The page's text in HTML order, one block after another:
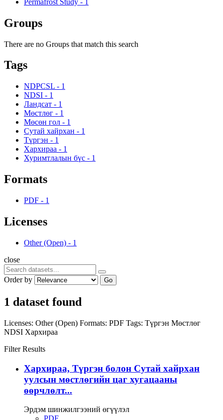
Groups
There are no Groups that match this search
Tags
NDPCSL - 1
NDSI - 1
Ландсат - 1
Мөстлөг - 1
Мөсөн гол - 1
Сутай хайрхан - 1
Түргэн - 1
Хархираа - 1
Хуримтлалын бүс - 1
Formats
PDF - 1
Licenses
Other (Open) - 1
close
Order by Go
1 dataset found
Licenses: Other (Open) Formats: PDF Tags: Түргэн Мөстлөг
NDSI Хархираа
Filter Results
Хархираа, Түргэн болон Сутай хайрхан
уулсын мөстлөгийн цаг хугацааны
өөрчлөлт...
Эрдэм шинжилгээний өгүүлэл